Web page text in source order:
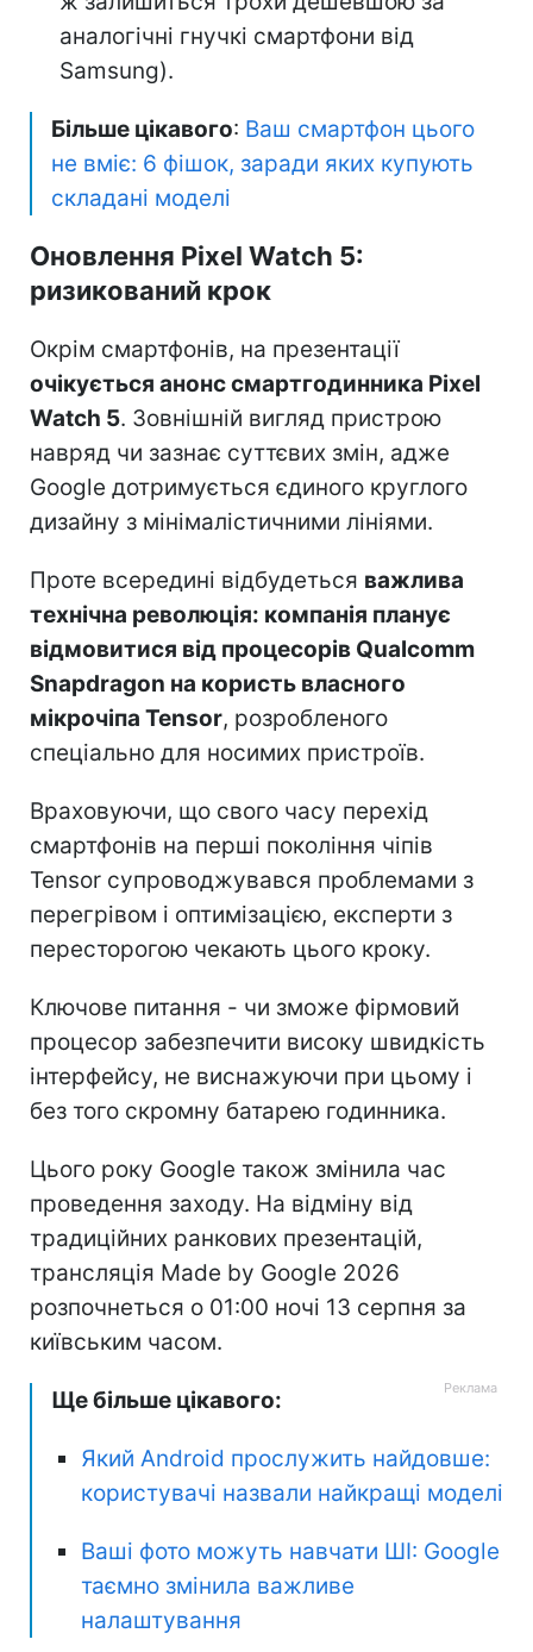
аналогічні гнучкі смартфони від
Samsung).
Більше цікавого: Ваш смартфон цього
не вміє: 6 фішок, заради яких купують
складані моделі
Оновлення Pixel Watch 5:
ризикований крок
Окрім смартфонів, на презентації
очікується анонс смартгодинника Pixel
Watch 5. Зовнішній вигляд пристрою
навряд чи зазнає суттєвих змін, адже
Google дотримується єдиного круглого
дизайну з мінімалістичними лініями.
Проте всередині відбудеться важлива
технічна революція: компанія планує
відмовитися від процесорів Qualcomm
Snapdragon на користь власного
мікрочіпа Tensor, розробленого
спеціально для носимих пристроїв.
Враховуючи, що свого часу перехід
смартфонів на перші покоління чіпів
Tensor супроводжувався проблемами з
перегрівом і оптимізацією, експерти з
пересторогою чекають цього кроку.
Ключове питання - чи зможе фірмовий
процесор забезпечити високу швидкість
інтерфейсу, не виснажуючи при цьому і
без того скромну батарею годинника.
Цього року Google також змінила час
проведення заходу. На відміну від
традиційних ранкових презентацій,
трансляція Made by Google 2026
розпочнеться о 01:00 ночі 13 серпня за
київським часом.
Ще більше цікавого:
Який Android прослужить найдовше:
користувачі назвали найкращі моделі
Ваші фото можуть навчати ШІ: Google
таємно змінила важливе
налаштування